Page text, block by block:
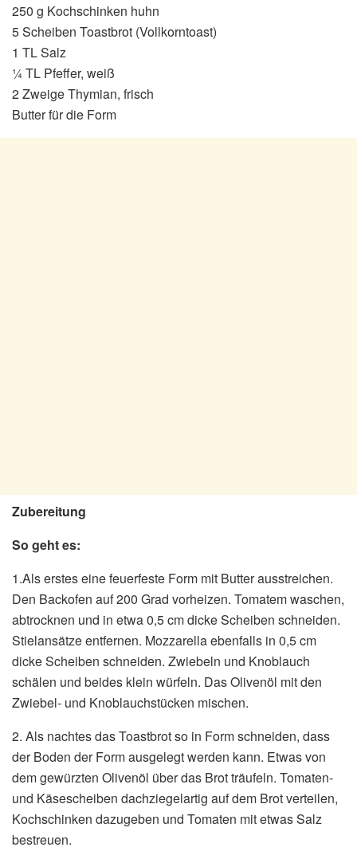
250 g Kochschinken huhn
5 Scheiben Toastbrot (Vollkorntoast)
1 TL Salz
¼ TL Pfeffer, weiß
2 Zweige Thymian, frisch
Butter für die Form
Zubereitung
So geht es:
1.Als erstes eine feuerfeste Form mit Butter ausstreichen.
Den Backofen auf 200 Grad vorheizen. Tomatem waschen,
abtrocknen und in etwa 0,5 cm dicke Scheiben schneiden.
Stielansätze entfernen. Mozzarella ebenfalls in 0,5 cm
dicke Scheiben schneiden. Zwiebeln und Knoblauch
schälen und beides klein würfeln. Das Olivenöl mit den
Zwiebel- und Knoblauchstücken mischen.
2. Als nachtes das Toastbrot so in Form schneiden, dass
der Boden der Form ausgelegt werden kann. Etwas von
dem gewürzten Olivenöl über das Brot träufeln. Tomaten-
und Käsescheiben dachziegelartig auf dem Brot verteilen,
Kochschinken dazugeben und Tomaten mit etwas Salz
bestreuen.